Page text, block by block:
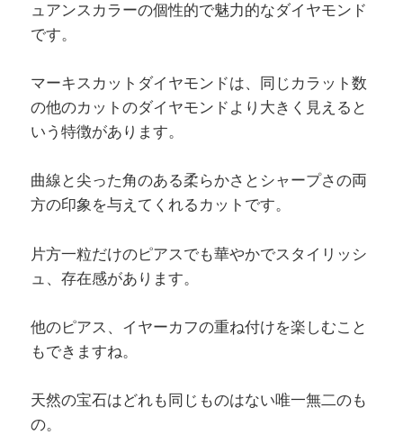
ュアンスカラーの個性的で魅力的なダイヤモンド
です。
マーキスカットダイヤモンドは、同じカラット数
の他のカットのダイヤモンドより大きく見えると
いう特徴があります。
曲線と尖った角のある柔らかさとシャープさの両
方の印象を与えてくれるカットです。
片方一粒だけのピアスでも華やかでスタイリッシ
ュ、存在感があります。
他のピアス、イヤーカフの重ね付けを楽しむこと
もできますね。
天然の宝石はどれも同じものはない唯一無二のも
の。